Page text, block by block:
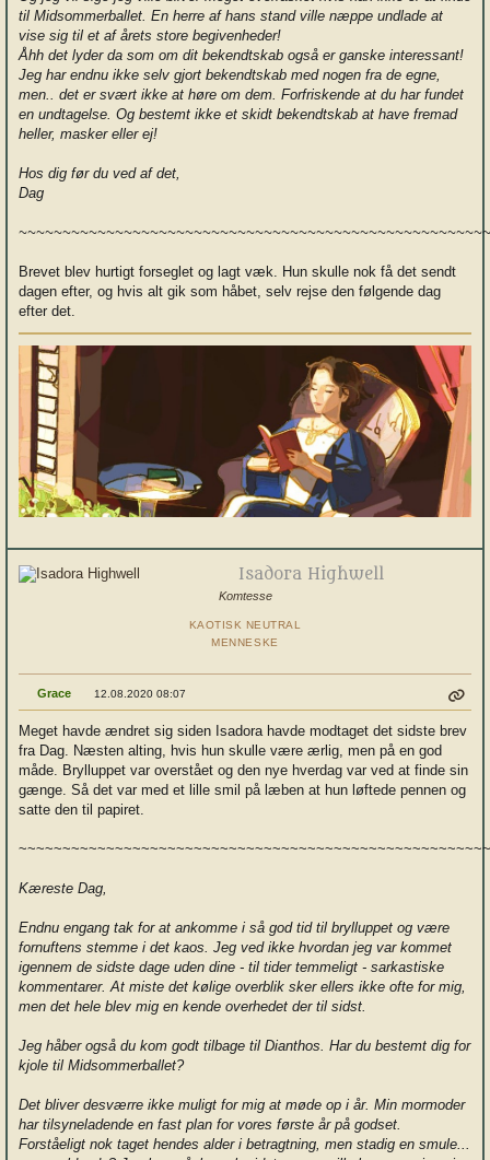
til Midsommerballet. En herre af hans stand ville næppe undlade at
vise sig til et af årets store begivenheder!
Åhh det lyder da som om dit bekendtskab også er ganske interessant!
Jeg har endnu ikke selv gjort bekendtskab med nogen fra de egne,
men.. det er svært ikke at høre om dem. Forfriskende at du har fundet
en undtagelse. Og bestemt ikke et skidt bekendtskab at have fremad
heller, masker eller ej!
Hos dig før du ved af det,
Dag
Brevet blev hurtigt forseglet og lagt væk. Hun skulle nok få det sendt
dagen efter, og hvis alt gik som håbet, selv rejse den følgende dag
efter det.
Isadora Highwell
Komtesse
KAOTISK NEUTRAL
MENNESKE
Grace 12.08.2020 08:07
Meget havde ændret sig siden Isadora havde modtaget det sidste brev
fra Dag. Næsten alting, hvis hun skulle være ærlig, men på en god
måde. Brylluppet var overstået og den nye hverdag var ved at finde sin
gænge. Så det var med et lille smil på læben at hun løftede pennen og
satte den til papiret.
Kæreste Dag,
Endnu engang tak for at ankomme i så god tid til brylluppet og være
fornuftens stemme i det kaos. Jeg ved ikke hvordan jeg var kommet
igennem de sidste dage uden dine - til tider temmeligt - sarkastiske
kommentarer. At miste det kølige overblik sker ellers ikke ofte for mig,
men det hele blev mig en kende overhedet der til sidst.
Jeg håber også du kom godt tilbage til Dianthos. Har du bestemt dig for
kjole til Midsommerballet?
Det bliver desværre ikke muligt for mig at møde op i år. Min mormoder
har tilsyneladende en fast plan for vores første år på godset.
Forståeligt nok taget hendes alder i betragtning, men stadig en smule...